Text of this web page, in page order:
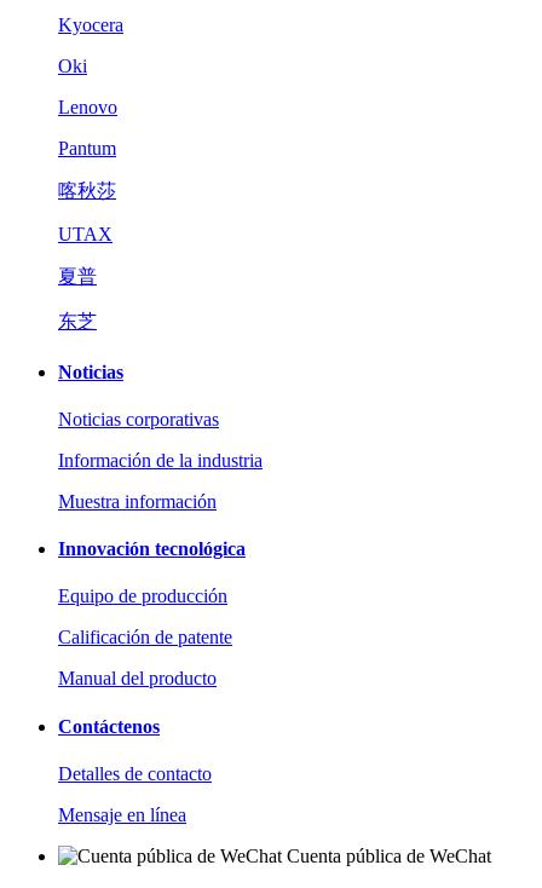
Kyocera
Oki
Lenovo
Pantum
喀秋莎
UTAX
夏普
东芝
Noticias
Noticias corporativas
Información de la industria
Muestra información
Innovación tecnológica
Equipo de producción
Calificación de patente
Manual del producto
Contáctenos
Detalles de contacto
Mensaje en línea
Cuenta pública de WeChat